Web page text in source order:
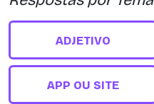
ADJETIVO
APP OU SITE